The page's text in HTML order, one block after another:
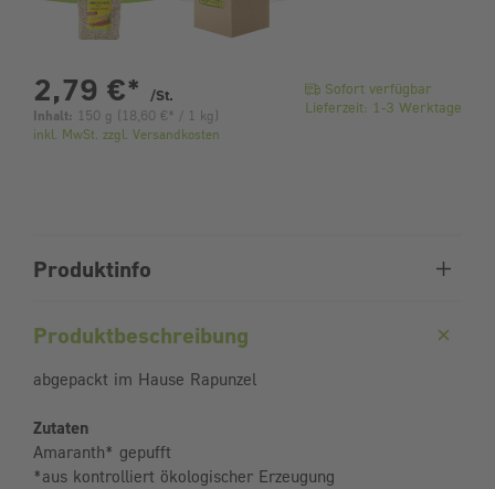
2,79 €* /St.
Inhalt: 150 g ( 18,60 € * / 1 kg)
inkl. MwSt. zzgl. Versandkosten
Sofort verfügbar
Lieferzeit: 1-3 Werktage
Produktinfo
Produktbeschreibung
abgepackt im Hause Rapunzel
Zutaten
Amaranth* gepufft
*aus kontrolliert ökologischer Erzeugung